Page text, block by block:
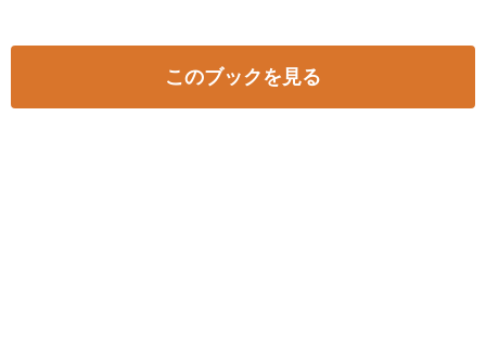
このブックを見る